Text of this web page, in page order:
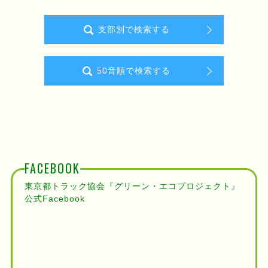
支部別で検索する
50音順で検索する
FACEBOOK
東京都トラック協会『グリーン・エコプロジェクト』
公式Facebook